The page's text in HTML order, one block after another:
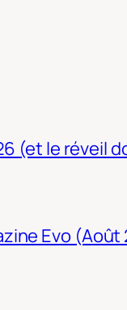
(et le réveil
Evo